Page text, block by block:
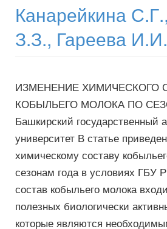
Канарейкина
З.З., Гареева И.И.
ИЗМЕНЕНИЕ ХИМИЧЕСКОГО
КОБЫЛЬЕГО МОЛОКА ПО
Башкирский государственный
университет В статье
химическому составу
сезонам года в условиях ГБУ
состав кобыльего молока
полезных биологически
которые являются